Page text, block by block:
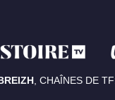
, CHAÎNES DE